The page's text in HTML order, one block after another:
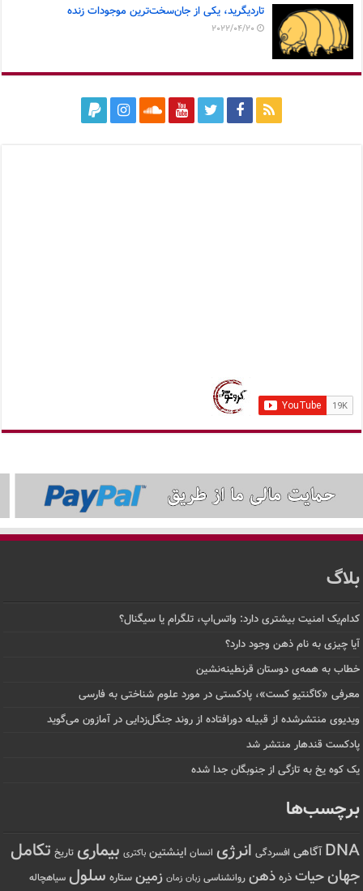
تاردیگرید، یکی از جان‌سخت‌ترین موجودات زنده
2022/04/20
بلاگ
کدام‌یک امنیت بیشتری دارد: واتس‌اپ، تلگرام یا سیگنال؟
آیا چیزی به نام ذهن وجود دارد؟
خطاب به همه‌ی دوستان قرنطینه‌نشین
معرفی «کاگنتیو کست»، پادکستی در مورد علوم شناختی به فارسی
ویدیوی منتشرشده از قبیله دورافتاده‌ از روند جنگل‌زدایی در آمازون می‌گوید
پادکست قندهار منتشر شد
یک کوه یخ به تازگی از جنوبگان جدا شده
برچسب‌ها
DNA آگاهی افسردگی انرژی انسان اینشتین باکتری بیماری تاریخ تکامل
جهانحیات ذره ذهن روانشناسی زبان زمان زمین ستاره سلول سیاهچاله